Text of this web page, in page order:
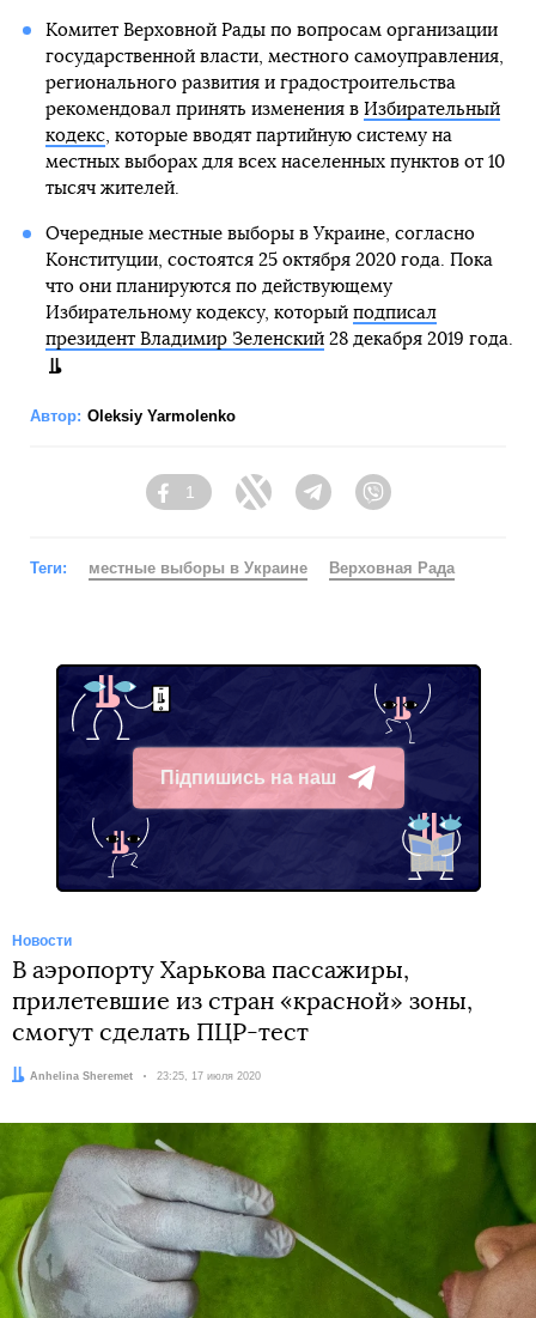
Комитет Верховной Рады по вопросам организации
государственной власти, местного самоуправления,
регионального развития и градостроительства
рекомендовал принять изменения в Избирательный
кодекс, которые вводят партийную систему на
местных выборах для всех населенных пунктов от 10
тысяч жителей.
Очередные местные выборы в Украине, согласно
Конституции, состоятся 25 октября 2020 года. Пока
что они планируются по действующему
Избирательному кодексу, который подписал
президент Владимир Зеленский28 декабря 2019 года.
Автор: Oleksiy Yarmolenko
Facebook
1
Twitter Telegram
Теги: местные выборы в Украине Верховная Рада
Підпишись на наш
Telegram
Новости
В аэропорту Харькова пассажиры,
прилетевшие из стран «красной» зоны,
смогут сделать ПЦР-тест
Автор:
Anhelina Sheremet Дата:
23:25, 17 июля 2020